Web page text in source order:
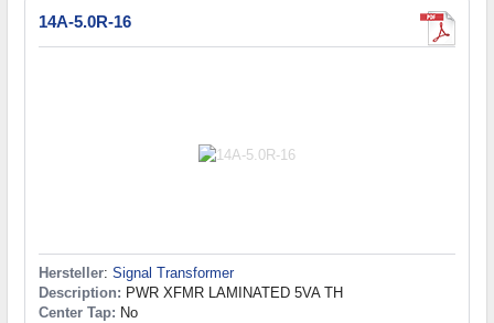
14A-5.0R-16
Hersteller: Signal Transformer
Description: PWR XFMR LAMINATED 5VA TH
Center Tap: No